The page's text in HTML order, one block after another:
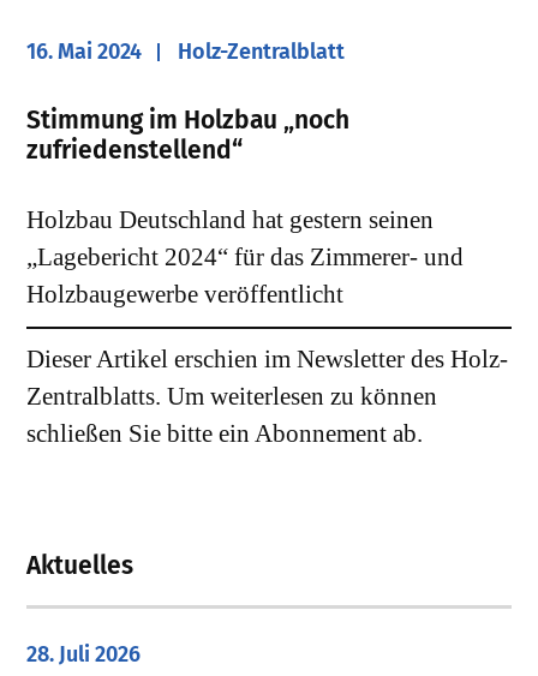
16. Mai 2024 Holz-Zentralblatt
Stimmung im Holzbau „noch
zufriedenstellend“
Holzbau Deutschland hat gestern seinen
„Lagebericht 2024“ für das Zimmerer- und
Holzbaugewerbe veröffentlicht
Dieser Artikel erschien im Newsletter des Holz-
Zentralblatts. Um weiterlesen zu können
schließen Sie bitte ein Abonnement ab.
Aktuelles
28. Juli 2026